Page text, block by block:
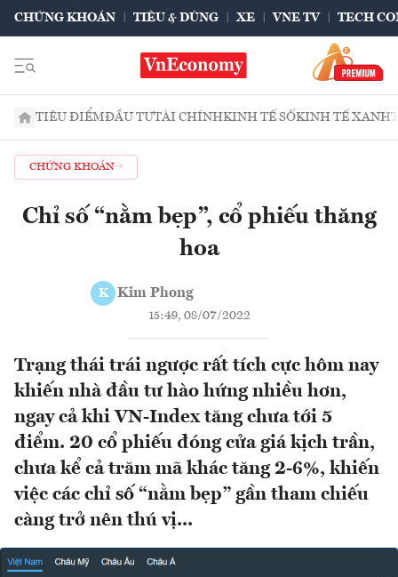
CHỨNG KHOÁN TIÊU & DÙNG XE VNE TV TECH
TIÊU ĐIỂMĐẦU TƯTÀI CHÍNHKINH TẾ SỐKINH TẾ XANH
CHỨNG KHOÁN
Chỉ số “nằm bẹp”, cổ phiếu thăng
hoa
K Kim Phong
15:49, 08/07/2022
Trạng thái trái ngược rất tích cực hôm nay
khiến nhà đầu tư hào hứng nhiều hơn,
ngay cả khi VN-Index tăng chưa tới 5
điểm. 20 cổ phiếu đóng cửa giá kịch trần,
chưa kể cả trăm mã khác tăng 2-6%, khiến
việc các chỉ số “nằm bẹp” gần tham chiếu
càng trở nên thú vị...